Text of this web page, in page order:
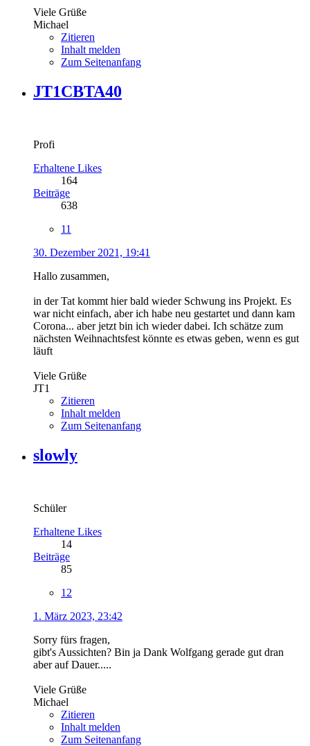
Viele Grüße
Michael
Zitieren
Inhalt melden
Zum Seitenanfang
JT1CBTA40
Profi
Erhaltene Likes
164
Beiträge
638
11
30. Dezember 2021, 19:41
Hallo zusammen,
in der Tat kommt hier bald wieder Schwung ins Projekt. Es
war nicht einfach, aber ich habe neu gestartet und dann kam
Corona... aber jetzt bin ich wieder dabei. Ich schätze zum
nächsten Weihnachtsfest könnte es etwas geben, wenn es gut
läuft
Viele Grüße
JT1
Zitieren
Inhalt melden
Zum Seitenanfang
slowly
Schüler
Erhaltene Likes
14
Beiträge
85
12
1. März 2023, 23:42
Sorry fürs fragen,
gibt's Aussichten? Bin ja Dank Wolfgang gerade gut dran
aber auf Dauer.....
Viele Grüße
Michael
Zitieren
Inhalt melden
Zum Seitenanfang